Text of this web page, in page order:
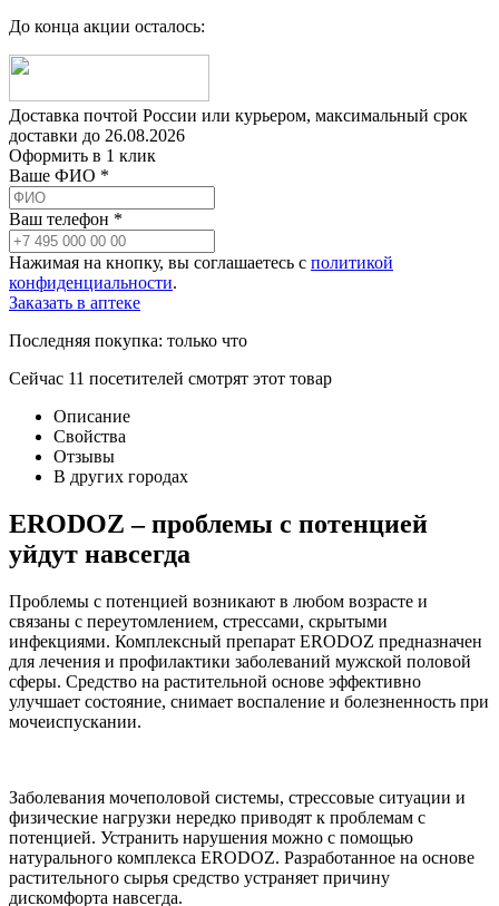
До конца акции осталось:
Доставка почтой России или курьером, максимальный срок
доставки до 26.08.2026
Оформить в 1 клик
Ваше ФИО *
Ваш телефон *
Нажимая на кнопку, вы соглашаетесь с политикой
конфиденциальности.
Заказать в аптеке
Последняя покупка: только что
Сейчас 11 посетителей смотрят этот товар
Описание
Свойства
Отзывы
В других городах
ERODOZ – проблемы с потенцией
уйдут навсегда
Проблемы с потенцией возникают в любом возрасте и
связаны с переутомлением, стрессами, скрытыми
инфекциями. Комплексный препарат ERODOZ предназначен
для лечения и профилактики заболеваний мужской половой
сферы. Средство на растительной основе эффективно
улучшает состояние, снимает воспаление и болезненность при
мочеиспускании.
Заболевания мочеполовой системы, стрессовые ситуации и
физические нагрузки нередко приводят к проблемам с
потенцией. Устранить нарушения можно с помощью
натурального комплекса ERODOZ. Разработанное на основе
растительного сырья средство устраняет причину
дискомфорта навсегда.